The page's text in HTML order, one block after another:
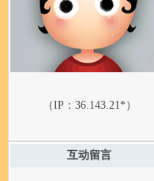
（IP： 36.143.21* ）
互动留言